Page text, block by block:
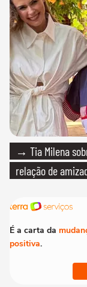
→ Tia Milena
relação de
É a carta da
positiva.